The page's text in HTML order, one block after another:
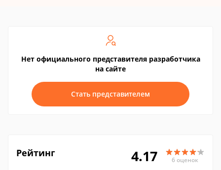
Нет официального представителя разработчика
на сайте
Стать представителем
Рейтинг 4.17 6 оценок